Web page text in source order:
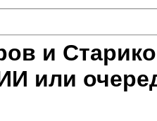
и
или